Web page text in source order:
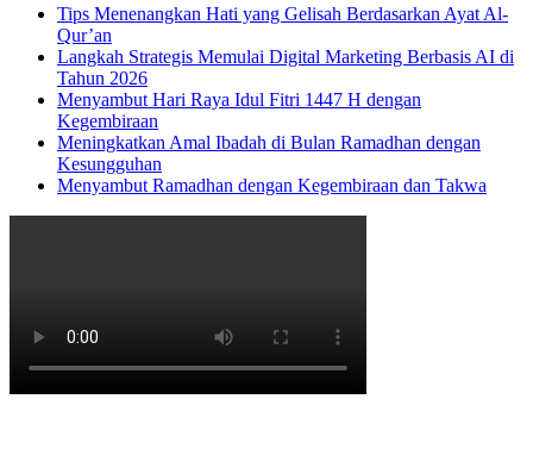
Tips Menenangkan Hati yang Gelisah Berdasarkan Ayat Al-
Qur’an
Langkah Strategis Memulai Digital Marketing Berbasis AI di
Tahun 2026
Menyambut Hari Raya Idul Fitri 1447 H dengan
Kegembiraan
Meningkatkan Amal Ibadah di Bulan Ramadhan dengan
Kesungguhan
Menyambut Ramadhan dengan Kegembiraan dan Takwa